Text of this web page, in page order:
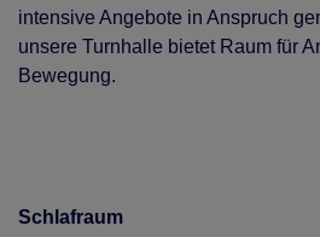
intensive Angebote in Anspruch
unsere Turnhalle bietet Raum für
Bewegung.
Schlafraum